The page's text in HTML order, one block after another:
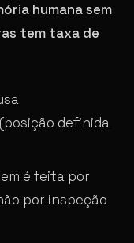
humana sem
tem taxa de
definida
é feita por
por inspeção